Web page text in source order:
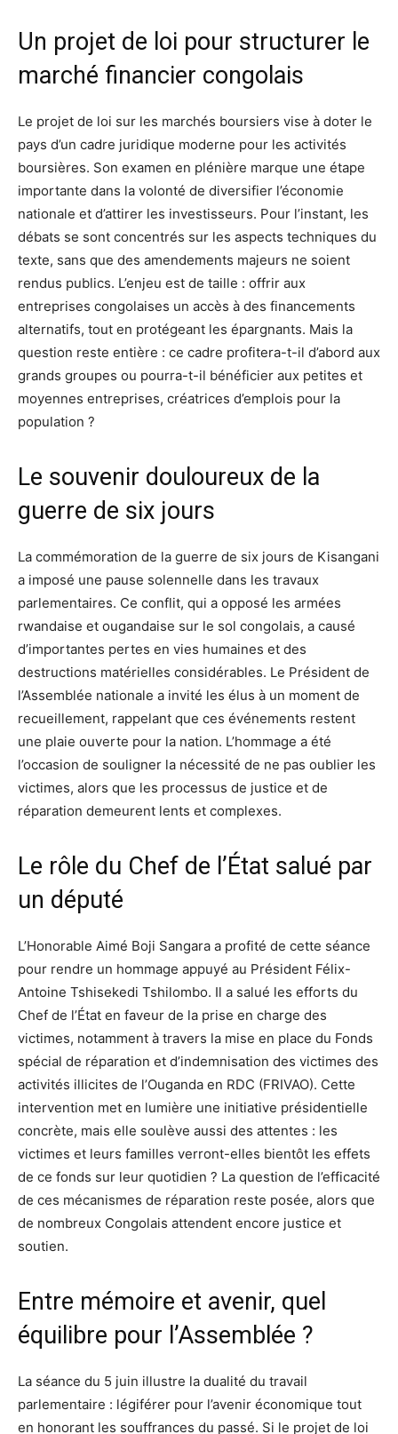
Un projet de loi pour structurer le
marché financier congolais
Le projet de loi sur les marchés boursiers vise à doter le
pays d’un cadre juridique moderne pour les activités
boursières. Son examen en plénière marque une étape
importante dans la volonté de diversifier l’économie
nationale et d’attirer les investisseurs. Pour l’instant, les
débats se sont concentrés sur les aspects techniques du
texte, sans que des amendements majeurs ne soient
rendus publics. L’enjeu est de taille : offrir aux
entreprises congolaises un accès à des financements
alternatifs, tout en protégeant les épargnants. Mais la
question reste entière : ce cadre profitera-t-il d’abord aux
grands groupes ou pourra-t-il bénéficier aux petites et
moyennes entreprises, créatrices d’emplois pour la
population ?
Le souvenir douloureux de la
guerre de six jours
La commémoration de la guerre de six jours de Kisangani
a imposé une pause solennelle dans les travaux
parlementaires. Ce conflit, qui a opposé les armées
rwandaise et ougandaise sur le sol congolais, a causé
d’importantes pertes en vies humaines et des
destructions matérielles considérables. Le Président de
l’Assemblée nationale a invité les élus à un moment de
recueillement, rappelant que ces événements restent
une plaie ouverte pour la nation. L’hommage a été
l’occasion de souligner la nécessité de ne pas oublier les
victimes, alors que les processus de justice et de
réparation demeurent lents et complexes.
Le rôle du Chef de l’État salué par
un député
L’Honorable Aimé Boji Sangara a profité de cette séance
pour rendre un hommage appuyé au Président Félix-
Antoine Tshisekedi Tshilombo. Il a salué les efforts du
Chef de l’État en faveur de la prise en charge des
victimes, notamment à travers la mise en place du Fonds
spécial de réparation et d’indemnisation des victimes des
activités illicites de l’Ouganda en RDC (FRIVAO). Cette
intervention met en lumière une initiative présidentielle
concrète, mais elle soulève aussi des attentes : les
victimes et leurs familles verront-elles bientôt les effets
de ce fonds sur leur quotidien ? La question de l’efficacité
de ces mécanismes de réparation reste posée, alors que
de nombreux Congolais attendent encore justice et
soutien.
Entre mémoire et avenir, quel
équilibre pour l’Assemblée ?
La séance du 5 juin illustre la dualité du travail
parlementaire : légiférer pour l’avenir économique tout
en honorant les souffrances du passé. Si le projet de loi